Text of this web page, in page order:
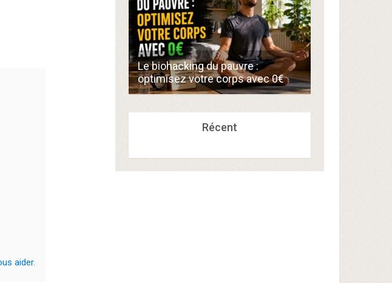
aider.
Le biohacking du pauvre :
optimisez votre corps avec 0€
Récent